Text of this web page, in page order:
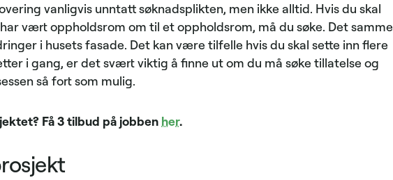
vanligvis unntatt søknadsplikten, men ikke alltid. Hvis du skal
vært oppholdsrom om til et oppholdsrom, må du søke. Det samme
i husets fasade. Det kan være tilfelle hvis du skal sette inn flere
i gang, er det svært viktig å finne ut om du må søke tillatelse og
så fort som mulig.
Få 3 tilbud på jobben her.